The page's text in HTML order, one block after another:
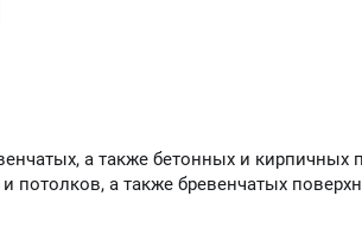
а также бетонных и кирпичных
потолков, а также бревенчатых